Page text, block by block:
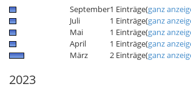
September1 Einträge(ganz
Juli
1 Einträge(ganz
Mai
1 Einträge(ganz
April
1 Einträge(ganz
März
2 Einträge(ganz
2023